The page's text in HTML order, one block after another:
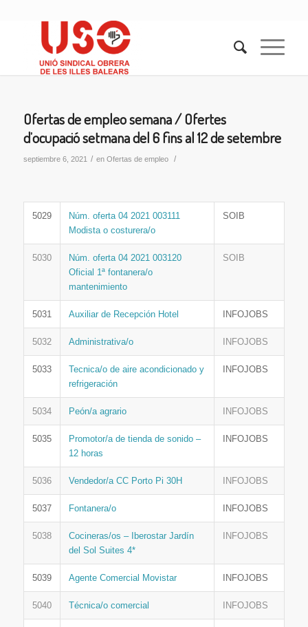
Ofertas de empleo semana / Ofertes
d’ocupació setmana del 6 fins al 12 de setembre
septiembre 6, 2021 / en Ofertas de empleo /
5029
Núm. oferta 04 2021 003111
Modista o costurera/o
SOIB
5030
Núm. oferta 04 2021 003120
Oficial 1ª fontanera/o
mantenimiento
SOIB
5031 Auxiliar de Recepción Hotel INFOJOBS
5032 Administrativa/o INFOJOBS
5033
Tecnica/o de aire acondicionado y
refrigeración
INFOJOBS
5034 Peón/a agrario INFOJOBS
5035
Promotor/a de tienda de sonido –
12 horas
INFOJOBS
5036 Vendedor/a CC Porto Pi 30H INFOJOBS
5037 Fontanera/o INFOJOBS
5038
Cocineras/os – Iberostar Jardín
del Sol Suites 4*
INFOJOBS
5039 Agente Comercial Movistar INFOJOBS
5040 Técnica/o comercial INFOJOBS